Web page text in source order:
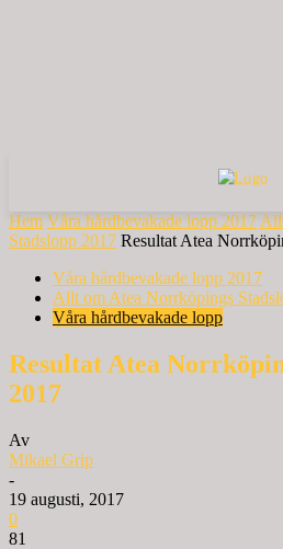
Hem Våra hårdbevakade lopp 2017
Stadslopp 2017 Resultat Atea
Våra hårdbevakade lopp 2017
Allt om Atea Norrköpings
Våra hårdbevakade lopp
Resultat Atea
2017
Av
Mikael Grip
-
19 augusti, 2017
0
81